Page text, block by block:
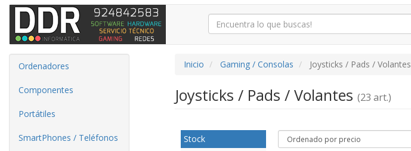
Ordenadores
Componentes
Portátiles
SmartPhones / Teléfonos
Inicio Gaming / Consolas Joysticks / Pads / Volantes
Joysticks / Pads / Volantes (23 art.)
Stock